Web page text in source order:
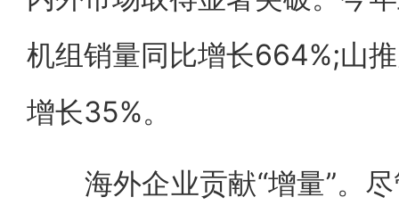
机组销量同比增长664%;山
增长35%。
海外企业贡献“增量”。尽